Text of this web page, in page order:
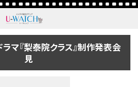
マ『梨泰院クラス』制作発表会
見